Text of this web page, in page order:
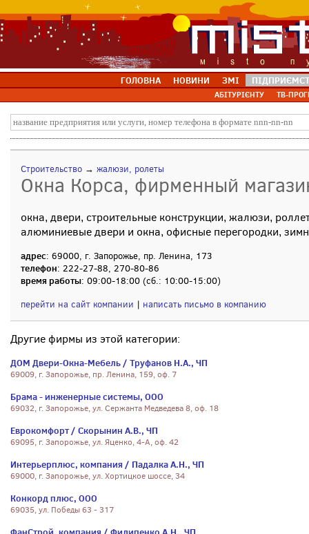
ГОЛОВНА НОВИНИ ЗМІ
АБІТУРІЄНТУ ТВ-
Строительство → жалюзи, ролеты
Окна Корса, фирменный
окна, двери, строительные конструкции, жалюзи,
алюминиевые двери и окна, офисные перегородки,
адрес: 69000, г. Запорожье, пр. Ленина, 173
телефон: 222-27-88, 270-80-86
время работы: 09:00-18:00 (сб.: 10:00-15:00)
перейти на сайт компании | написать письмо в компанию
Другие фирмы из этой категории:
ДОМ Двери-Окна-Мебель / Труфанов Н.А., ЧП
69009, г. Запорожье, пр. Ленина, 159, оф. 7
Брама - инженерные системы, ООО
69032, г. Запорожье, ул. Сержанта Медведева 8, оф. 18
Еврокомфорт / Скорынин А.В., ЧП
69095, г. Запорожье, ул. Яценко, 4-А, оф. 42
Интерьерплюс, компания / Падалка А.Н., ЧП
69000, г. Запорожье, ул. Хортицкое шоссе, 34
Конкорд плюс, ООО
69035, ул. Победы 63 - 317